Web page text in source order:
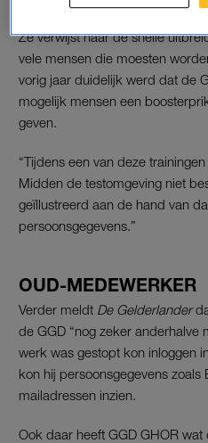
TRAININGEN
Ze verwijst naar de snelle
vele mensen die moesten
vorig jaar duidelijk werd dat de
mogelijk mensen een
geven.
“Tijdens een van deze
Midden de testomgeving niet
geïllustreerd aan de hand van
persoonsgegevens.”
OUD-MEDEWERKER
Verder meldt De Gelderlander
de GGD “nog zeker anderhalve
werk was gestopt kon inloggen
kon hij persoonsgegevens zoals
mailadressen inzien.
Ook daar heeft GGD GHOR wat